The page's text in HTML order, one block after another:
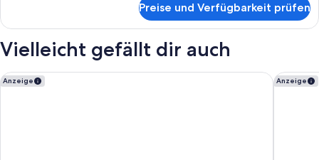
Preise und Verfügbarkeit prüfen
Vielleicht gefällt dir auch
Anzeige
Loginn Hotel Offenbach Anzeige
Garner